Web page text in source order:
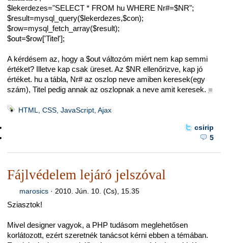
$lekerdezes="SELECT * FROM hu WHERE Nr#=$NR";
$result=mysql_query($lekerdezes,$con);
$row=mysql_fetch_array($result);
$out=$row['Titel'];
A kérdésem az, hogy a $out változóm miért nem kap semmi
értéket? Illetve kap csak üreset. Az $NR ellenőrizve, kap jó
értéket. hu a tábla, Nr# az oszlop neve amiben keresek(egy
szám), Titel pedig annak az oszlopnak a neve amit keresek. ■
HTML, CSS, JavaScript, Ajax
csirip
5
Fájlvédelem lejáró jelszóval
marosics· 2010. Jún. 10. (Cs), 15.35
Sziasztok!
Mivel designer vagyok, a PHP tudásom meglehetősen
korlátozott, ezért szeretnék tanácsot kérni ebben a témában.